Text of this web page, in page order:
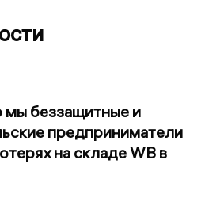
мы беззащитные и
предприниматели
на складе WB в